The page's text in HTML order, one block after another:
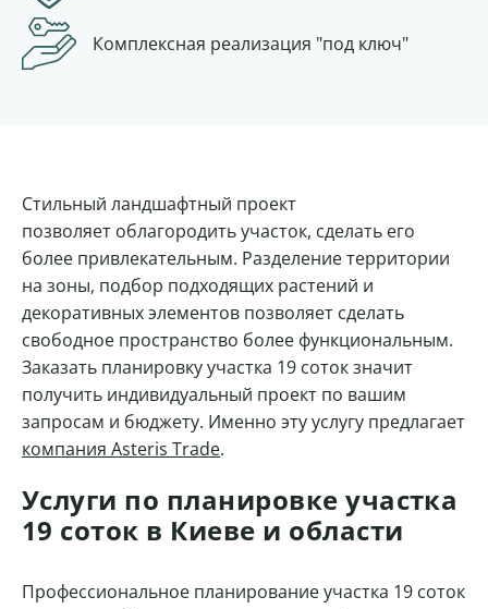
Комплексная реализация "под ключ"
Стильный ландшафтный проект
позволяет облагородить участок, сделать его
более привлекательным. Разделение территории
на зоны, подбор подходящих растений и
декоративных элементов позволяет сделать
свободное пространство более функциональным.
Заказать планировку участка 19 соток значит
получить индивидуальный проект по вашим
запросам и бюджету. Именно эту услугу предлагает
компания Asteris Trade.
Услуги по планировке участка
19 соток в Киеве и области
Профессиональное планирование участка 19 соток